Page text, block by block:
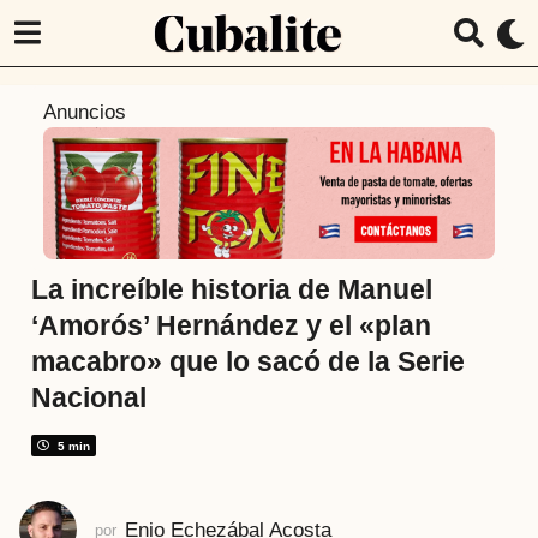
t
r
á
s
2
a
ñ
s
Anuncios
La increíble historia de Manuel
‘Amorós’ Hernández y el «plan
macabro» que lo sacó de la Serie
Nacional
5 min
por Enio Echezábal Acosta